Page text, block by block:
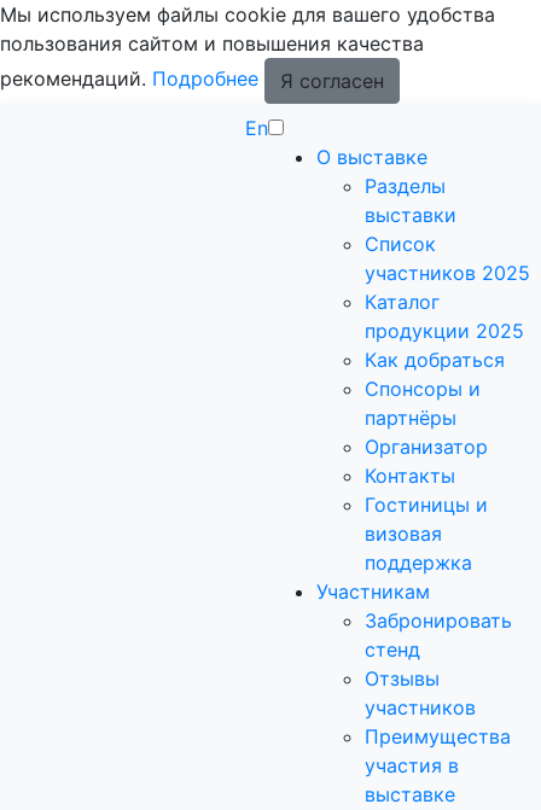
Мы используем файлы cookie для вашего удобства
пользования сайтом и повышения качества
рекомендаций. Подробнее
Я согласен
En
О выставке
Разделы
выставки
Список
участников 2025
Каталог
продукции 2025
Как добраться
Спонсоры и
партнёры
Организатор
Контакты
Гостиницы и
визовая
поддержка
Участникам
Забронировать
стенд
Отзывы
участников
Преимущества
участия в
выставке